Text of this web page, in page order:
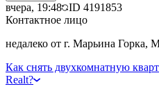
вчера, 19:48 ID 4191853
Контактное лицо
недалеко от г. Марьина Горка,
Как снять двухкомнатную
Realt?